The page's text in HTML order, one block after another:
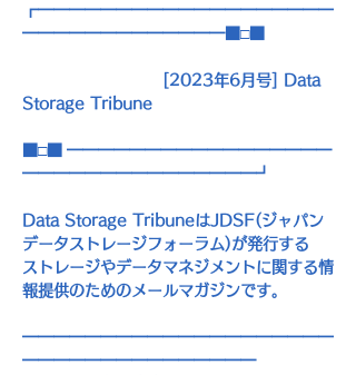
┏━━━━━━━━━━━━━━━━━━━
━━━━━━━━━━━━━■□■
[2023年6月号 ] Data
Storage Tribune
■□■
━━━━━━━━━━━━━━━━━
━━━━━━━━━━━━━━━┛
Data Storage TribuneはJDSF(ジャパン
データストレージフォーラム)が発行する
ストレージやデータマネジメントに関する情
報提供のためのメールマガジンです。
━━━━━━━━━━━━━━━━━━━━
━━━━━━━━━━━━━━━